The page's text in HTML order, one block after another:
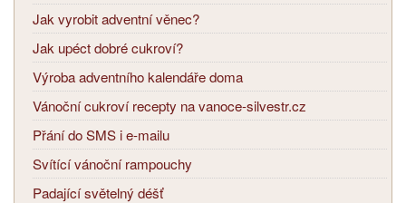
Jak vyrobit adventní věnec?
Jak upéct dobré cukroví?
Výroba adventního kalendáře doma
Vánoční cukroví recepty na vanoce-silvestr.cz
Přání do SMS i e-mailu
Svítící vánoční rampouchy
Padající světelný déšť